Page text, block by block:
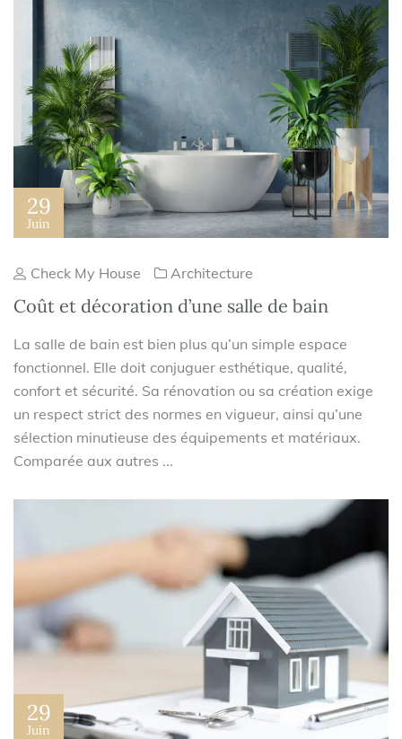
29
Juin
Check My House Architecture
Coût et décoration d’une salle de bain
La salle de bain est bien plus qu’un simple espace
fonctionnel. Elle doit conjuguer esthétique, qualité,
confort et sécurité. Sa rénovation ou sa création exige
un respect strict des normes en vigueur, ainsi qu’une
sélection minutieuse des équipements et matériaux.
Comparée aux autres ...
29
Juin